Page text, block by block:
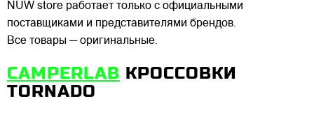
NUW store работает только с официальными
поставщиками и представителями брендов.
Все товары — оригинальные.
CAMPERLAB КРОССОВКИ
TORNADO